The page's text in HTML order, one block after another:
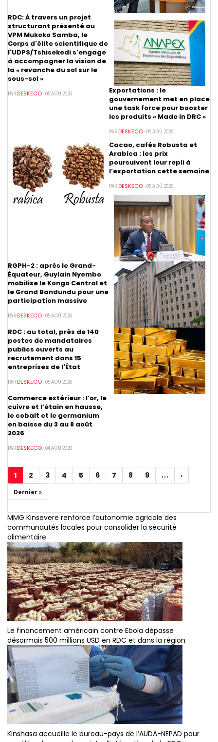
RDC: À travers un projet
structurant présenté au
VPM Mukoko Samba, le
Corps d'élite scientifique de
l'UDPS/Tshisekedi s'engage
à accompagner la vision de
la « revanche du sol sur le
sous-sol »
PAR DESKECO- 05 AOÛ 2026
Exportations : le
gouvernement met en place
une task force pour booster
les produits « Made in DRC »
PAR DESKECO- 05 AOÛ 2026
Cacao, cafés Robusta et
Arabica : les prix
poursuivent leur repli à
l’exportation cette semaine
PAR DESKECO- 05 AOÛ 2026
RGPH-2 : après le Grand-
Équateur, Guylain Nyembo
mobilise le Kongo Central et
le Grand Bandundu pour une
participation massive
PAR DESKECO- 05 AOÛ 2026
RDC : au total, près de 140
postes de mandataires
publics ouverts au
recrutement dans 15
entreprises de l'État
PAR DESKECO- 05 AOÛ 2026
Commerce extérieur : l’or, le
cuivre et l’étain en hausse,
le cobalt et le germanium
en baisse du 3 au 8 août
2026
PAR DESKECO- 04 AOÛ 2026
Pagination
Page
courante
1 Page
2 Page
3 Page
4 Page
5 Page
6 Page
7 Page
8 Page
9 …
Page
suivante
›
Dernière
page
Dernier »
MMG Kinsevere renforce l’autonomie agricole des
communautés locales pour consolider la sécurité
alimentaire
Le financement américain contre Ebola dépasse
désormais 500 millions USD en RDC et dans la région
Kinshasa accueille le bureau-pays de l’AUDA-NEPAD pour